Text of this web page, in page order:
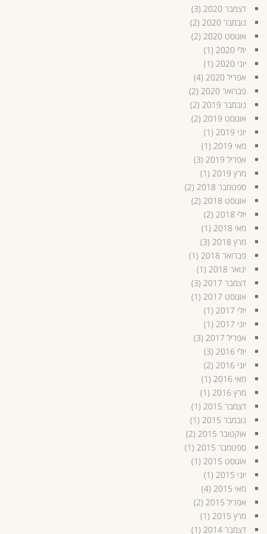
דצמבר 2020
(3)
נובמבר 2020
(2)
אוגוסט 2020
(2)
יולי 2020
(1)
יוני 2020
(1)
אפריל 2020
(4)
פברואר 2020
(2)
נובמבר 2019
(2)
אוגוסט 2019
(2)
יוני 2019
(1)
מאי 2019
(1)
אפריל 2019
(3)
מרץ 2019
(1)
ספטמבר 2018
(2)
אוגוסט 2018
(2)
יולי 2018
(2)
מאי 2018
(1)
מרץ 2018
(3)
פברואר 2018
(1)
ינואר 2018
(1)
דצמבר 2017
(3)
אוגוסט 2017
(1)
יולי 2017
(1)
יוני 2017
(1)
אפריל 2017
(3)
יולי 2016
(3)
יוני 2016
(2)
מאי 2016
(1)
מרץ 2016
(1)
דצמבר 2015
(1)
נובמבר 2015
(1)
אוקטובר 2015
(2)
ספטמבר 2015
(1)
אוגוסט 2015
(1)
יוני 2015
(1)
מאי 2015
(4)
אפריל 2015
(2)
מרץ 2015
(1)
דצמבר 2014
(1)